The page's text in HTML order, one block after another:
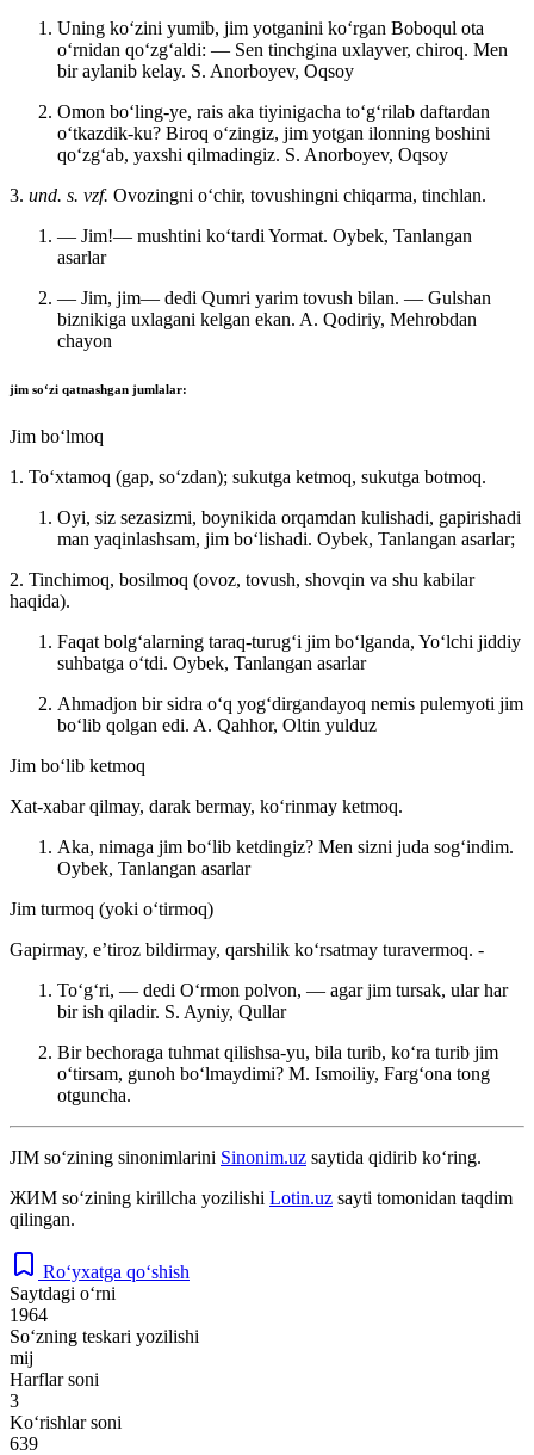
Uning koʻzini yumib, jim yotganini koʻrgan Boboqul ota
oʻrnidan qoʻzgʻaldi: — Sen tinchgina uxlayver, chiroq. Men
bir aylanib kelay. S. Anorboyev, Oqsoy
Omon boʻling-ye, rais aka tiyinigacha toʻgʻrilab daftardan
oʻtkazdik-ku? Biroq oʻzingiz, jim yotgan ilonning boshini
qoʻzgʻab, yaxshi qilmadingiz. S. Anorboyev, Oqsoy
3. und. s. vzf. Ovozingni oʻchir, tovushingni chiqarma, tinchlan.
— Jim!— mushtini koʻtardi Yormat. Oybek, Tanlangan
asarlar
— Jim, jim— dedi Qumri yarim tovush bilan. — Gulshan
biznikiga uxlagani kelgan ekan. A. Qodiriy, Mehrobdan
chayon
jim soʻzi qatnashgan jumlalar:
Jim boʻlmoq
1. Toʻxtamoq (gap, soʻzdan); sukutga ketmoq, sukutga botmoq.
Oyi, siz sezasizmi, boynikida orqamdan kulishadi, gapirishadi
man yaqinlashsam, jim boʻlishadi. Oybek, Tanlangan asarlar;
2. Tinchimoq, bosilmoq (ovoz, tovush, shovqin va shu kabilar
haqida).
Faqat bolgʻalarning taraq-turugʻi jim boʻlganda, Yoʻlchi jiddiy
suhbatga oʻtdi. Oybek, Tanlangan asarlar
Ahmadjon bir sidra oʻq yogʻdirgandayoq nemis pulemyoti jim
boʻlib qolgan edi. A. Qahhor, Oltin yulduz
Jim boʻlib ketmoq
Xat-xabar qilmay, darak bermay, koʻrinmay ketmoq.
Aka, nimaga jim boʻlib ketdingiz? Men sizni juda sogʻindim.
Oybek, Tanlangan asarlar
Jim turmoq (yoki oʻtirmoq)
Gapirmay, eʼtiroz bildirmay, qarshilik koʻrsatmay turavermoq. -
Toʻgʻri, — dedi Oʻrmon polvon, — agar jim tursak, ular har
bir ish qiladir. S. Ayniy, Qullar
Bir bechoraga tuhmat qilishsa-yu, bila turib, koʻra turib jim
oʻtirsam, gunoh boʻlmaydimi? M. Ismoiliy, Fargʻona tong
otguncha.
JIM so‘zining sinonimlarini Sinonim.uz saytida qidirib ko‘ring.
ЖИМ so‘zining kirillcha yozilishi Lotin.uz sayti tomonidan taqdim
qilingan.
Ro‘yxatga qo‘shish
Saytdagi o‘rni
1964
So‘zning teskari yozilishi
mij
Harflar soni
3
Ko‘rishlar soni
639